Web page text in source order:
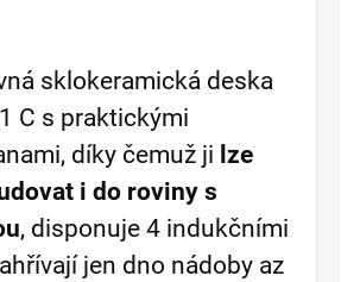
sklokeramická deska
C s praktickými
díky čemuž ji lze
i do roviny s
, disponuje 4 indukčními
jen dno nádoby az